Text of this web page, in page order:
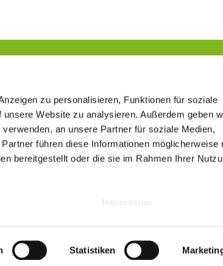
zu personalisieren, Funktionen für soziale
Website zu analysieren. Außerdem geben
an unsere Partner für soziale Medien,
führen diese Informationen möglicherweise
bereitgestellt oder die sie im Rahmen Ihrer
Impressum
Statistiken
Kompetenz
in-hessen.de